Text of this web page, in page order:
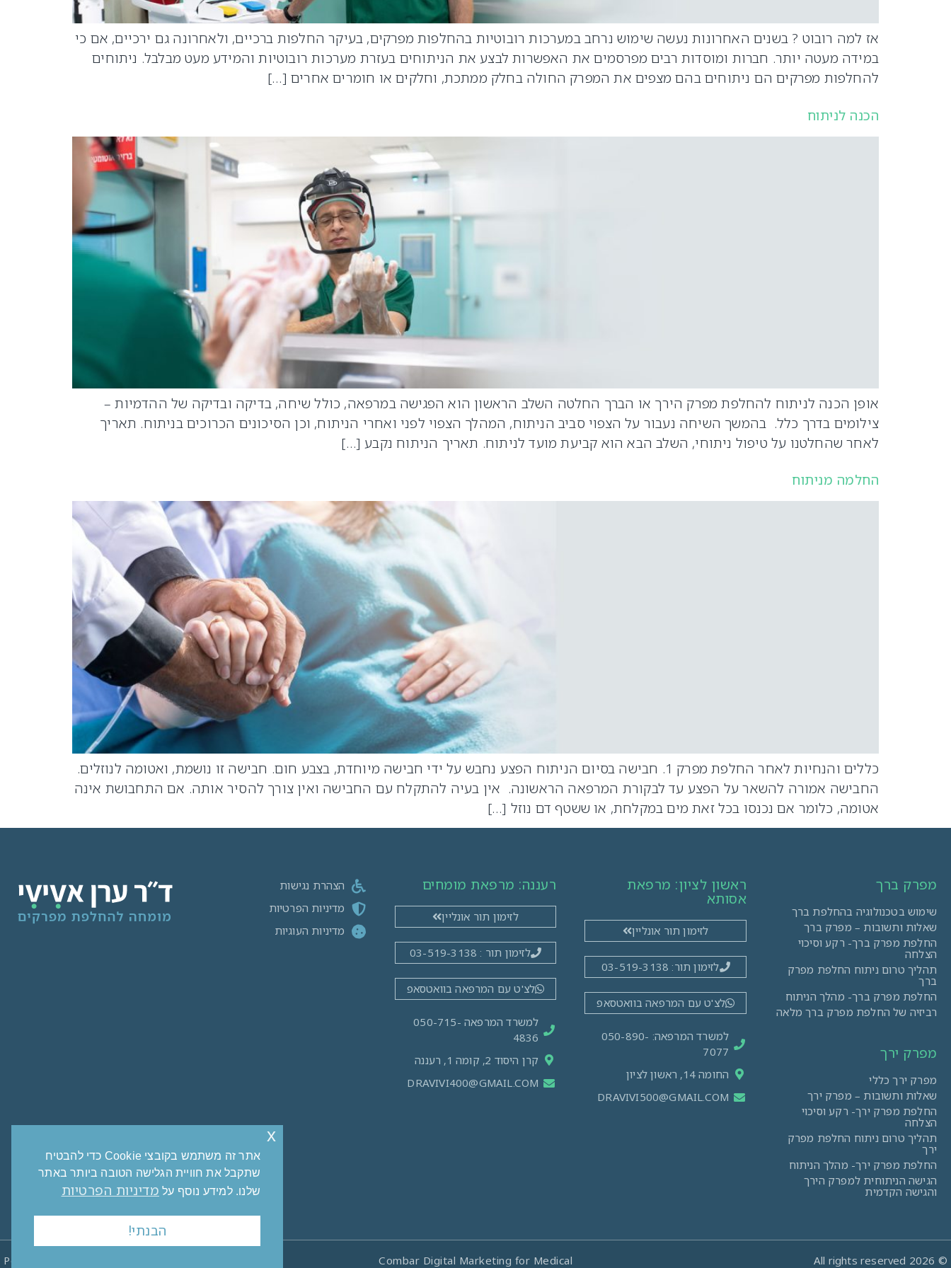
אז למה רובוט ? בשנים האחרונות נעשה שימוש נרחב במערכות רובוטיות בהחלפות מפרקים, בעיקר החלפות ברכיים, ולאחרונה גם ירכיים, אם כי
במידה מעטה יותר. חברות ומוסדות רבים מפרסמים את האפשרות לבצע את הניתוחים בעזרת מערכות רובוטיות והמידע מעט מבלבל. ניתוחים
להחלפות מפרקים הם ניתוחים בהם מצפים את המפרק החולה בחלק ממתכת, וחלקים או חומרים אחרים […]
הכנה לניתוח
אופן הכנה לניתוח להחלפת מפרק הירך או הברך החלטה השלב הראשון הוא הפגישה במרפאה, כולל שיחה, בדיקה ובדיקה של ההדמיות –
צילומים בדרך כלל. בהמשך השיחה נעבור על הצפוי סביב הניתוח, המהלך הצפוי לפני ואחרי הניתוח, וכן הסיכונים הכרוכים בניתוח. תאריך
לאחר שהחלטנו על טיפול ניתוחי, השלב הבא הוא קביעת מועד לניתוח. תאריך הניתוח נקבע […]
החלמה מניתוח
כללים והנחיות לאחר החלפת מפרק 1. חבישה בסיום הניתוח הפצע נחבש על ידי חבישה מיוחדת, בצבע חום. חבישה זו נושמת, ואטומה לנוזלים.
החבישה אמורה להשאר על הפצע עד לבקורת המרפאה הראשונה. אין בעיה להתקלח עם החבישה ואין צורך להסיר אותה. אם התחבושת אינה
אטומה, כלומר אם נכנסו בכל זאת מים במקלחת, או ששטף דם נוזל […]
מפרק ברך
שימוש בטכנולוגיה בהחלפת ברך
שאלות ותשובות – מפרק ברך
החלפת מפרק ברך- רקע וסיכוי
הצלחה
תהליך טרום ניתוח החלפת מפרק
ברך
החלפת מפרק ברך- מהלך הניתוח
רביזיה של החלפת מפרק ברך מלאה
מפרק ירך
מפרק ירך כללי
שאלות ותשובות – מפרק ירך
החלפת מפרק ירך- רקע וסיכוי
הצלחה
תהליך טרום ניתוח החלפת מפרק
ירך
החלפת מפרק ירך- מהלך הניתוח
הגישה הניתוחית למפרק הירך
והגישה הקדמית
ראשון לציון: מרפאת
אסותא
לזימון תור אונליין
לזימון תור: 03-519-3138
לצ'ט עם המרפאה בוואטסאפ
למשרד המרפאה: 050-890-
7077
החומה 14, ראשון לציון
DRAVIVI500@GMAIL.COM
רעננה: מרפאת מומחים​
לזימון תור אונליין
לזימון תור : 03-519-3138
לצ'ט עם המרפאה בוואטסאפ
למשרד המרפאה 050-715-
4836
קרן היסוד 2, קומה 1, רעננה
DRAVIVI400@GMAIL.COM
הצהרת נגישות
מדיניות הפרטיות
מדיניות העוגיות
© 2026 All rights reserved
Combar Digital Marketing for Medical
Powered & Designed by Medical Online
אתר זה משתמש בקובצי Cookie כדי להבטיח
שתקבל את חוויית הגלישה הטובה ביותר באתר
שלנו. למידע נוסף על מדיניות הפרטיות
הבנתי!
x